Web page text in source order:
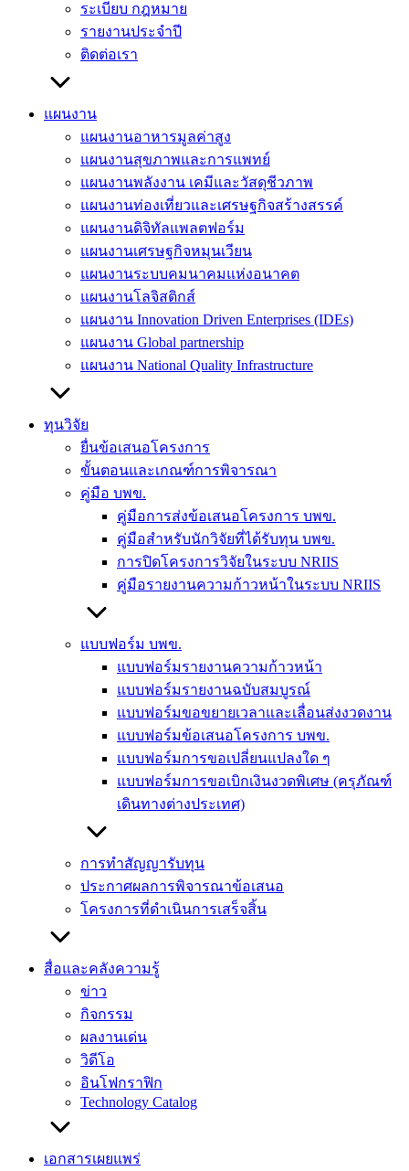
ระเบียบ กฎหมาย
รายงานประจำปี
ติดต่อเรา
แผนงาน
แผนงานอาหารมูลค่าสูง
แผนงานสุขภาพและการแพทย์
แผนงานพลังงาน เคมีและวัสดุชีวภาพ
แผนงานท่องเที่ยวและเศรษฐกิจสร้างสรรค์
แผนงานดิจิทัลแพลตฟอร์ม
แผนงานเศรษฐกิจหมุนเวียน
แผนงานระบบคมนาคมแห่งอนาคต
แผนงานโลจิสติกส์
แผนงาน Innovation Driven Enterprises (IDEs)
แผนงาน Global partnership
แผนงาน National Quality Infrastructure
ทุนวิจัย
ยื่นข้อเสนอโครงการ
ขั้นตอนและเกณฑ์การพิจารณา
คู่มือ บพข.
คู่มือการส่งข้อเสนอโครงการ บพข.
คู่มือสำหรับนักวิจัยที่ได้รับทุน บพข.
การปิดโครงการวิจัยในระบบ NRIIS
คู่มือรายงานความก้าวหน้าในระบบ NRIIS
แบบฟอร์ม บพข.
แบบฟอร์มรายงานความก้าวหน้า
แบบฟอร์มรายงานฉบับสมบูรณ์
แบบฟอร์มขอขยายเวลาและเลื่อนส่งงวดงาน
แบบฟอร์มข้อเสนอโครงการ บพข.
แบบฟอร์มการขอเปลี่ยนแปลงใด ๆ
แบบฟอร์มการขอเบิกเงินงวดพิเศษ (ครุภัณฑ์
เดินทางต่างประเทศ)
การทำสัญญารับทุน
ประกาศผลการพิจารณาข้อเสนอ
โครงการที่ดำเนินการเสร็จสิ้น
สื่อและคลังความรู้
ข่าว
กิจกรรม
ผลงานเด่น
วิดีโอ
อินโฟกราฟิก
Technology Catalog
เอกสารเผยแพร่